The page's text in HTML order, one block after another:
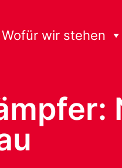
Wofür wir stehen